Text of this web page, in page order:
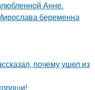
Анне.
беременна
почему ушел из